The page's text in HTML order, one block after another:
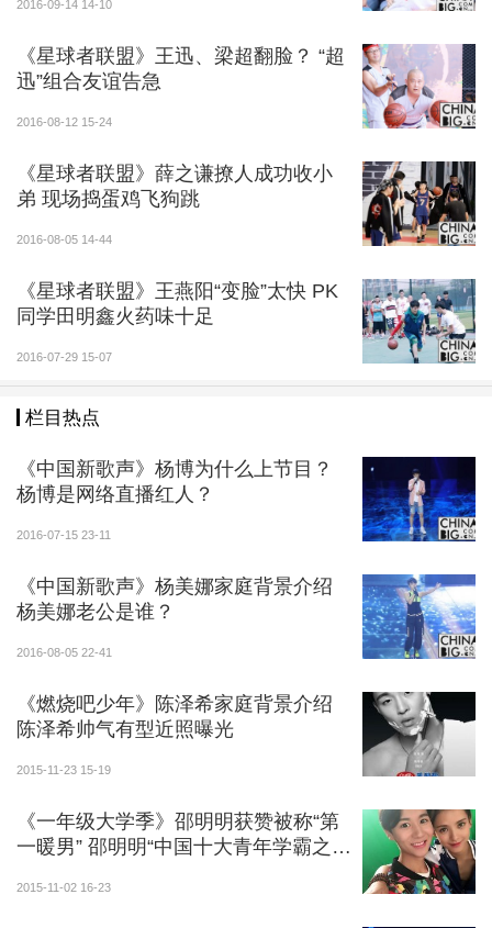
2016-09-14 14-10
《星球者联盟》王迅、梁超翻脸？ “超
迅”组合友谊告急
2016-08-12 15-24
《星球者联盟》薛之谦撩人成功收小
弟 现场捣蛋鸡飞狗跳
2016-08-05 14-44
《星球者联盟》王燕阳“变脸”太快 PK
同学田明鑫火药味十足
2016-07-29 15-07
栏目热点
《中国新歌声》杨博为什么上节目？
杨博是网络直播红人？
2016-07-15 23-11
《中国新歌声》杨美娜家庭背景介绍
杨美娜老公是谁？
2016-08-05 22-41
《燃烧吧少年》陈泽希家庭背景介绍
陈泽希帅气有型近照曝光
2015-11-23 15-19
《一年级大学季》邵明明获赞被称“第
一暖男” 邵明明“中国十大青年学霸之
2015-11-02 16-23